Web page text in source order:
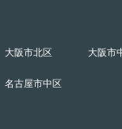
大阪市北区 大阪市
名古屋市中区